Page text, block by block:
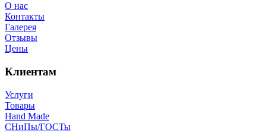
О нас
Контакты
Галерея
Отзывы
Цены
Клиентам
Услуги
Товары
Hand Made
СНиПы/ГОСТы